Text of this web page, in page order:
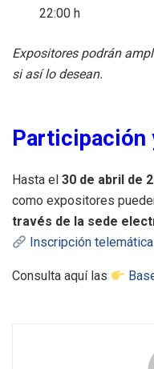
22:00 h
Expositores podrán
si así lo desean.
Participación
Hasta el 30 de abril de
como expositores
través de la sede
Inscripción
Consulta aquí las